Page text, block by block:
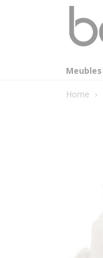
Meubles
Home ›